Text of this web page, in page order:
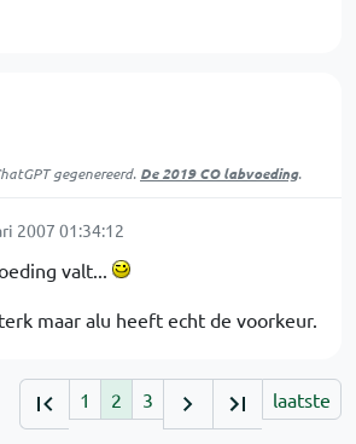
gegenereerd. De 2019 CO labvoeding.
2007 01:34:12
valt...
maar alu heeft echt de voorkeur.
1 2 3 laatste